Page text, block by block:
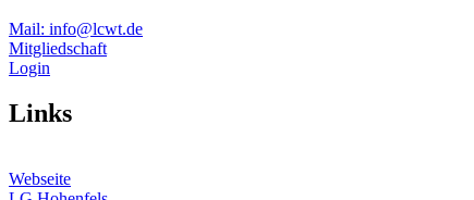
Mail: info@lcwt.de
Mitgliedschaft
Login
Links
Webseite